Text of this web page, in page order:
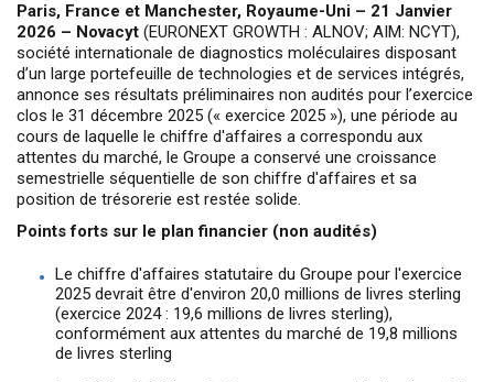
Paris, France et Manchester, Royaume-Uni – 21 Janvier
2026 – Novacyt (EURONEXT GROWTH : ALNOV; AIM: NCYT),
société internationale de diagnostics moléculaires disposant
d’un large portefeuille de technologies et de services intégrés,
annonce ses résultats préliminaires non audités pour l’exercice
clos le 31 décembre 2025 (« exercice 2025 »), une période au
cours de laquelle le chiffre d'affaires a correspondu aux
attentes du marché, le Groupe a conservé une croissance
semestrielle séquentielle de son chiffre d'affaires et sa
position de trésorerie est restée solide.
Points forts sur le plan financier (non audités)
Le chiffre d'affaires statutaire du Groupe pour l'exercice
2025 devrait être d'environ 20,0 millions de livres sterling
(exercice 2024 : 19,6 millions de livres sterling),
conformément aux attentes du marché de 19,8 millions
de livres sterling